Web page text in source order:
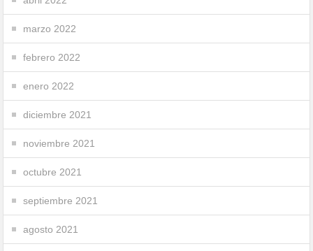
marzo 2022
febrero 2022
enero 2022
diciembre 2021
noviembre 2021
octubre 2021
septiembre 2021
agosto 2021